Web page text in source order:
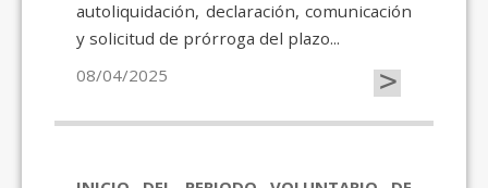
autoliquidación, declaración, comunicación
y solicitud de prórroga del plazo...
08/04/2025
>